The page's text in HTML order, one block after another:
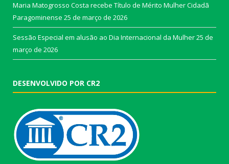
Maria Matogrosso Costa recebe Título de Mérito Mulher Cidadã
Paragominense 25 de março de 2026
Sessão Especial em alusão ao Dia Internacional da Mulher25 de
março de 2026
DESENVOLVIDO POR CR2